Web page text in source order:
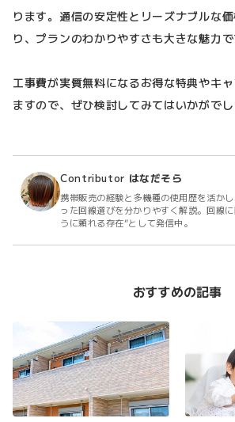
ります。通信の安定性とリーズナブルな
り、プランのわかりやすさも大きな魅力で
工事費が実質無料になるお得な特典やキ
ますので、ぜひ検討してみてはいかがでし
Contributor はなだそら
携帯販売の経験と多機種の使用歴を活か
った回線選びを分かりやすく解説。回線
うに頼れる存在”として発信中。
おすすめの記事